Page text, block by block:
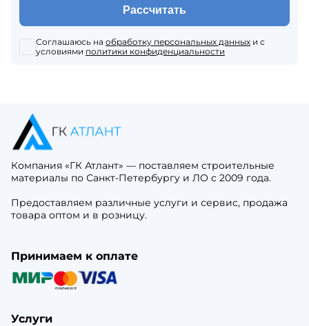
Рассчитать
Соглашаюсь на обработку персональных данных и с
условиями политики конфиденциальности
Компания «ГК Атлант» — поставляем строительные
материалы по Санкт-Петербургу и ЛО с 2009 года.
Предоставляем различные услуги и сервис, продажа
товара оптом и в розницу.
Принимаем к оплате
Услуги